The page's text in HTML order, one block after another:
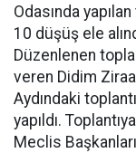
Odasında
10 düşüş ele
Düzenlenen
veren Didim
Aydındaki
yapıldı.
Meclis